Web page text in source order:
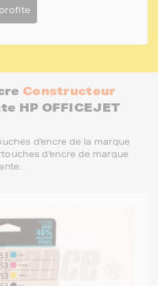
Constructeur
HP OFFICEJET
d'encre de la marque
d'encre de marque